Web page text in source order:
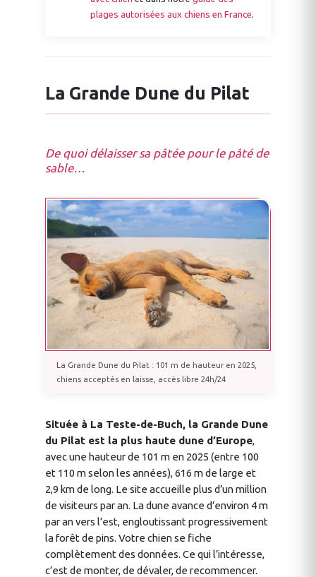
plages autorisées aux chiens en France.
La Grande Dune du Pilat
De quoi délaisser sa pâtée pour le pâté de
sable…
La Grande Dune du Pilat : 101 m de hauteur en 2025,
chiens acceptés en laisse, accès libre 24h/24
Située à La Teste-de-Buch, la Grande Dune
du Pilat est la plus haute dune d’Europe,
avec une hauteur de 101 m en 2025 (entre 100
et 110 m selon les années), 616 m de large et
2,9 km de long. Le site accueille plus d’un million
de visiteurs par an. La dune avance d’environ 4 m
par an vers l’est, engloutissant progressivement
la forêt de pins. Votre chien se fiche
complètement des données. Ce qui l’intéresse,
c’est de monter, de dévaler, de recommencer.